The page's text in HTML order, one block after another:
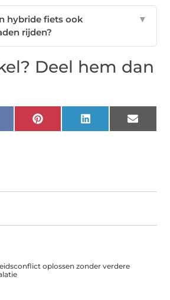
hybride fiets ook
rijden?
▼
Deel hem dan
Pinterest LinkedIn Email
oplossen zonder verdere